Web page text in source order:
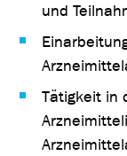
und
Tätigkeit in